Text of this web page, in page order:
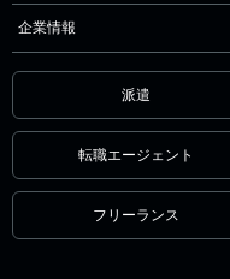
企業情報
派遣
転職エージェント
フリーランス